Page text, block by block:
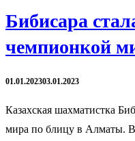
Бибисара
чемпионкой
01.01.202303.01.2023
Казахская шахматистка
мира по блицу в Алматы.